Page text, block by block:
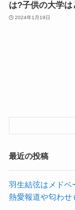
は?子供の大学
2024年1月19日
最近の投稿
羽生結弦はメドベ
熱愛報道や匂わせ